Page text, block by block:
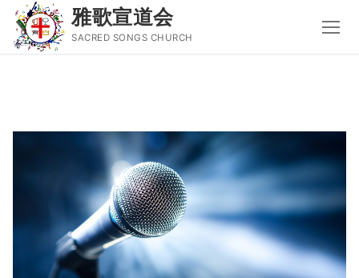
雅歌宣道会
SACRED SONGS CHURCH
Search
圣经导读新唱